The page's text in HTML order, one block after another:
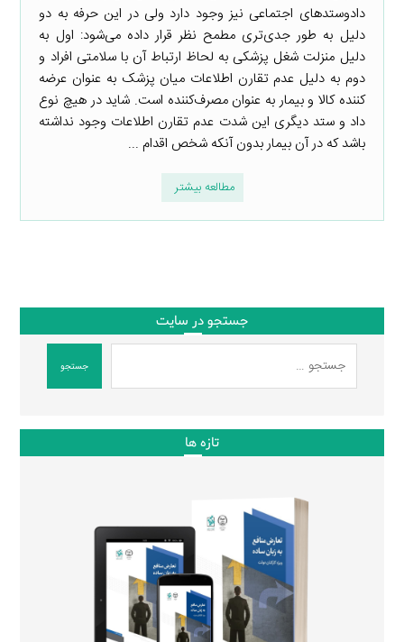
دادوستدهای اجتماعی نیز وجود دارد ولی در این حرفه به دو
دلیل به طور جدی‌تری مطمح نظر قرار داده می‌شود: اول به
دلیل منزلت شغل پزشکی به لحاظ ارتباط آن با سلامتی افراد و
دوم به دلیل عدم تقارن اطلاعات میان پزشک به عنوان عرضه
کننده کالا و بیمار به عنوان مصرف‌کننده است. شاید در هیچ نوع
داد و ستد دیگری این شدت عدم تقارن اطلاعات وجود نداشته
باشد که در آن بیمار بدون آنکه شخص اقدام ...
مطالعه بیشتر
جستجو در سایت
جستجو
تازه ها